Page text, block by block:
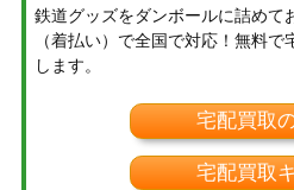
鉄道グッズをダンボールに詰めて
（着払い）で全国で対応！無料
します。
宅配買取
宅配買取